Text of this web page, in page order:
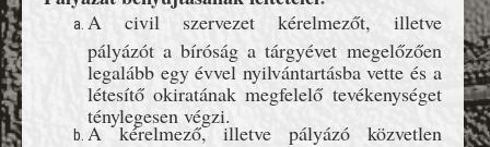
A civil szervezet kérelmezőt, illetve
pályázót a bíróság a tárgyévet megelőzően
legalább egy évvel nyilvántartásba vette és a
létesítő okiratának megfelelő tevékenységet
ténylegesen végzi.
A kérelmező, illetve pályázó közvetlen